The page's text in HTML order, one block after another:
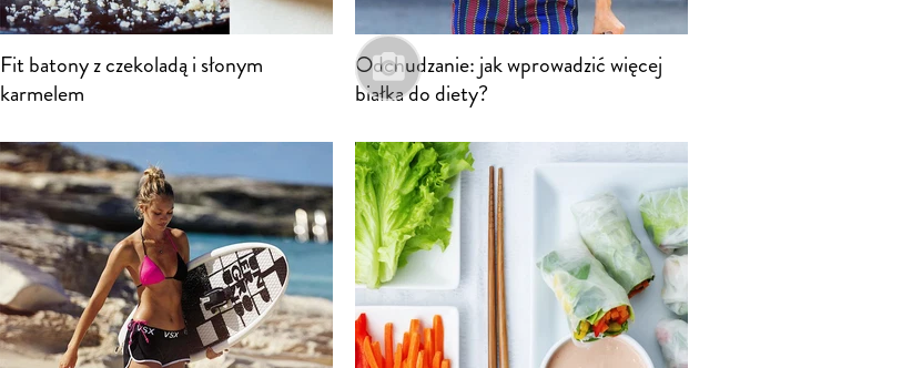
Fit batony z czekoladą i słonym
karmelem
Odchudzanie: jak wprowadzić więcej
białka do diety?